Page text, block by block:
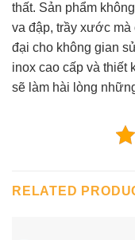
thất. Sản phẩm
va đập, trầy xước mà
đại cho không gian
inox cao cấp và thiết
sẽ làm hài lòng
RELATED